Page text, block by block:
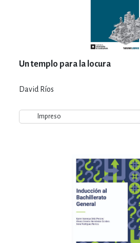
Un templo para la locura
David Ríos
Impreso